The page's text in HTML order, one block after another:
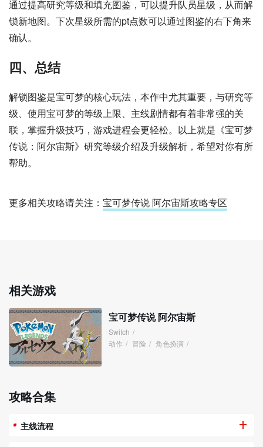
通过提高研究等级和填充图鉴，可以提升队员星级，从而解
锁新地图。下次星级所需的pt点数可以通过图鉴的右下角来
确认。
四、总结
解锁图鉴是宝可梦的核心玩法，本作中尤其重要，与研究等
级、使用宝可梦的等级上限、主线剧情都有着非常强的关
联，掌握升级技巧，游戏进程会更轻松。以上就是《宝可梦
传说：阿尔宙斯》研究等级介绍及升级解析，希望对你有所
帮助。
更多相关攻略请关注： 宝可梦传说 阿尔宙斯攻略专区
相关游戏
宝可梦传说 阿尔宙斯
Switch /
动作 / 冒险 / 角色扮演 /
攻略合集
主线流程